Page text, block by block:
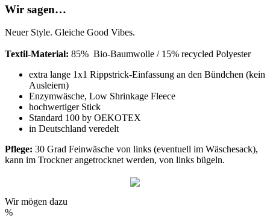
Wir sagen…
Neuer Style. Gleiche Good Vibes.
Textil-Material: 85% Bio-Baumwolle / 15% recycled Polyester
extra lange 1x1 Rippstrick-Einfassung an den Bündchen (kein
Ausleiern)
Enzymwäsche, Low Shrinkage Fleece
hochwertiger Stick
Standard 100 by OEKOTEX
in Deutschland veredelt
Pflege: 30 Grad Feinwäsche von links (eventuell im Wäschesack),
kann im Trockner angetrocknet werden, von links bügeln.
Wir mögen dazu
%